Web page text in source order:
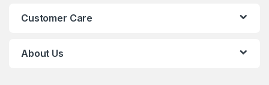
Customer Care
About Us